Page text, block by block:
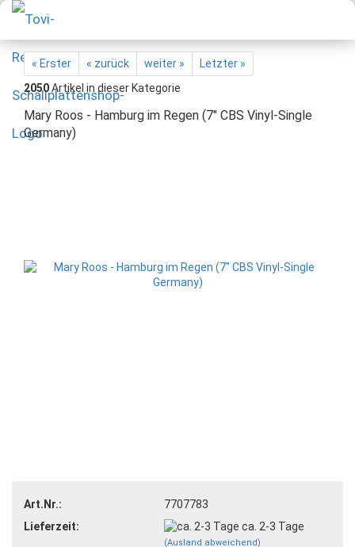
« Erster « zurück weiter »
Letzter »
2050Artikel in dieser Kategorie
Mary Roos - Hamburg im Regen (7" CBS Vinyl-Single
Germany)
Art.Nr.:
7707783
Lieferzeit:
ca. 2-3 Tage
(Ausland abweichend)